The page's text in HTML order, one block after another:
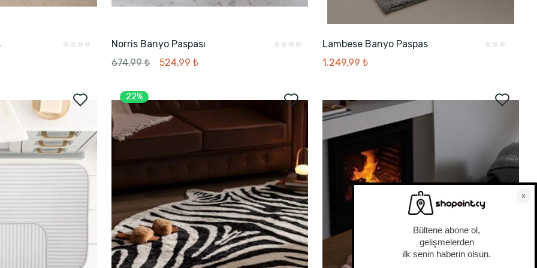
Norris Banyo Paspası
674,99 ₺
524,99 ₺
Lambese Banyo Paspas
1.249,99 ₺
22%